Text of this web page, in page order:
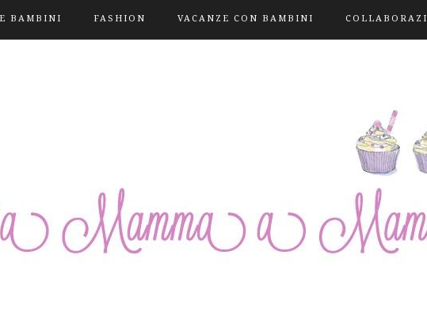
BAMBINI FASHION VACANZE CON BAMBINI